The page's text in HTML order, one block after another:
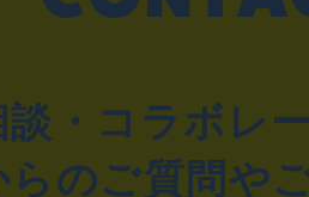
・コラボレ
のご質問や